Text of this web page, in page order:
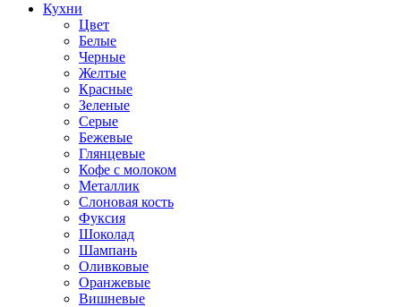
Кухни
Цвет
Белые
Черные
Желтые
Красные
Зеленые
Серые
Бежевые
Глянцевые
Кофе с молоком
Металлик
Слоновая кость
Фуксия
Шоколад
Шампань
Оливковые
Оранжевые
Вишневые